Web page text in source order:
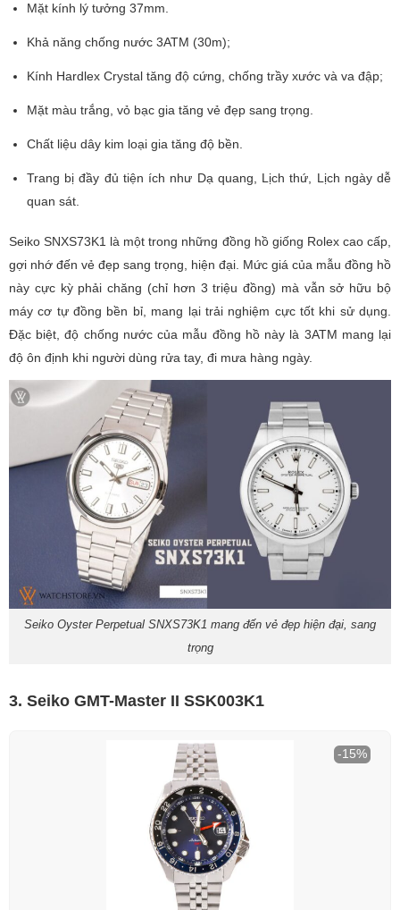
Mặt kính lý tưởng 37mm.
Khả năng chống nước 3ATM (30m);
Kính Hardlex Crystal tăng độ cứng, chống trầy xước và va đập;
Mặt màu trắng, vỏ bạc gia tăng vẻ đẹp sang trọng.
Chất liệu dây kim loại gia tăng độ bền.
Trang bị đầy đủ tiện ích như Dạ quang, Lịch thứ, Lịch ngày dễ
quan sát.
Seiko SNXS73K1 là một trong những đồng hồ giống Rolex cao cấp,
gợi nhớ đến vẻ đẹp sang trọng, hiện đại. Mức giá của mẫu đồng hồ
này cực kỳ phải chăng (chỉ hơn 3 triệu đồng) mà vẫn sở hữu bộ
máy cơ tự đồng bền bỉ, mang lại trải nghiệm cực tốt khi sử dụng.
Đặc biệt, độ chống nước của mẫu đồng hồ này là 3ATM mang lại
độ ôn định khi người dùng rửa tay, đi mưa hàng ngày.
Seiko Oyster Perpetual SNXS73K1 mang đến vẻ đẹp hiện đại, sang
trọng
3. Seiko GMT-Master II SSK003K1
-15%